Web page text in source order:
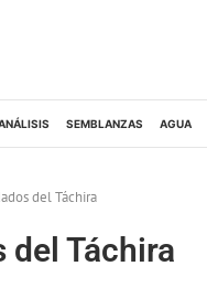
SEMBLANZAS AGUA
del Táchira
del Táchira